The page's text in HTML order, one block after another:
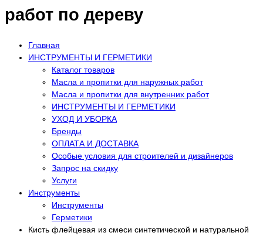
работ по дереву
Главная
ИНСТРУМЕНТЫ И ГЕРМЕТИКИ
Каталог товаров
Масла и пропитки для наружных работ
Масла и пропитки для внутренних работ
ИНСТРУМЕНТЫ И ГЕРМЕТИКИ
УХОД И УБОРКА
Бренды
ОПЛАТА И ДОСТАВКА
Особые условия для строителей и дизайнеров
Запрос на скидку
Услуги
Инструменты
Инструменты
Герметики
Кисть флейцевая из смеси синтетической и натуральной